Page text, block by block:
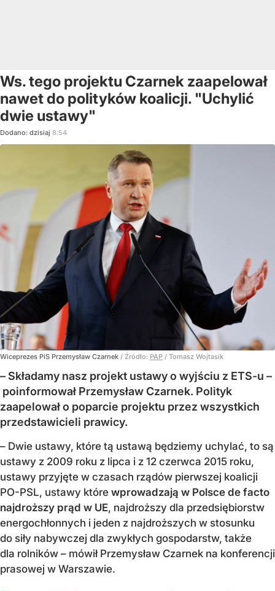
Ws. tego projektu Czarnek zaapelował
nawet do polityków koalicji. "Uchylić
dwie ustawy"
Dodano: dzisiaj 8:54
Wiceprezes PiS Przemysław Czarnek / Źródło: PAP / Tomasz Wojtasik
– Składamy nasz projekt ustawy o wyjściu z ETS-u –
poinformował Przemysław Czarnek. Polityk
zaapelował o poparcie projektu przez wszystkich
przedstawicieli prawicy.
– Dwie ustawy, które tą ustawą będziemy uchylać, to są
ustawy z 2009 roku z lipca i z 12 czerwca 2015 roku,
ustawy przyjęte w czasach rządów pierwszej koalicji
PO-PSL, ustawy które wprowadzają w Polsce de facto
najdroższy prąd w UE, najdroższy dla przedsiębiorstw
energochłonnych i jeden z najdroższych w stosunku
do siły nabywczej dla zwykłych gospodarstw, także
dla rolników – mówił Przemysław Czarnek na konferencji
prasowej w Warszawie.